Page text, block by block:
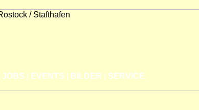
JOBS EVENTS BILDER SERVICE